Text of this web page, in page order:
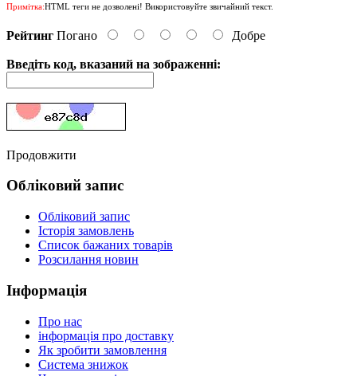
Примітка:HTML теги не дозволені! Використовуйте звичайний текст.
Рейтинг Погано Добре
Введіть код, вказаний на зображенні:
Продовжити
Обліковий запис
Обліковий запис
Історія замовлень
Список бажаних товарів
Розсилання новин
Інформація
Про нас
інформація про доставку
Як зробити замовлення
Система знижок